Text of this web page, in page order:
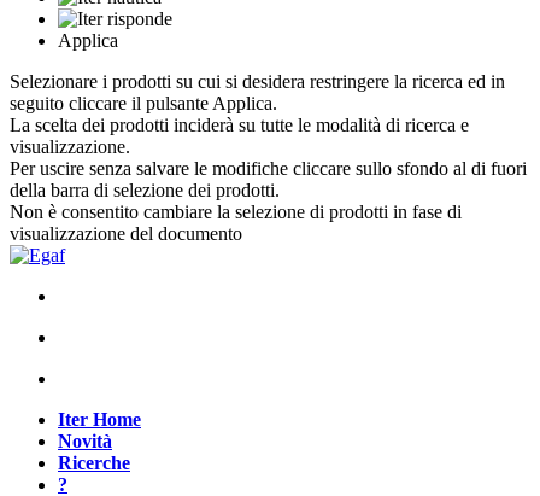
Applica
Selezionare i prodotti su cui si desidera restringere la ricerca ed in
seguito cliccare il pulsante Applica.
La scelta dei prodotti inciderà su tutte le modalità di ricerca e
visualizzazione.
Per uscire senza salvare le modifiche cliccare sullo sfondo al di fuori
della barra di selezione dei prodotti.
Non è consentito cambiare la selezione di prodotti in fase di
visualizzazione del documento
Iter Home
Novità
Ricerche
?